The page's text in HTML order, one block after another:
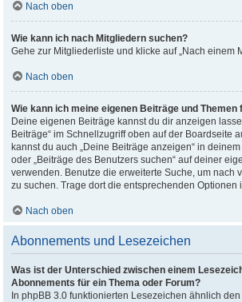
Nach oben
Wie kann ich nach Mitgliedern suchen?
Gehe zur Mitgliederliste und klicke auf „Nach einem
Nach oben
Wie kann ich meine eigenen Beiträge und Themen
Deine eigenen Beiträge kannst du dir anzeigen
Beiträge“ im Schnellzugriff oben auf der Boardseite
kannst du auch „Deine Beiträge anzeigen“ in
oder „Beiträge des Benutzers suchen“ auf deiner
verwenden. Benutze die erweiterte Suche, um nach
zu suchen. Trage dort die entsprechenden Optionen
Nach oben
Abonnements und Lesezeichen
Was ist der Unterschied zwischen einem
Abonnements für ein Thema oder Forum?
In phpBB 3.0 funktionierten Lesezeichen ähnlich